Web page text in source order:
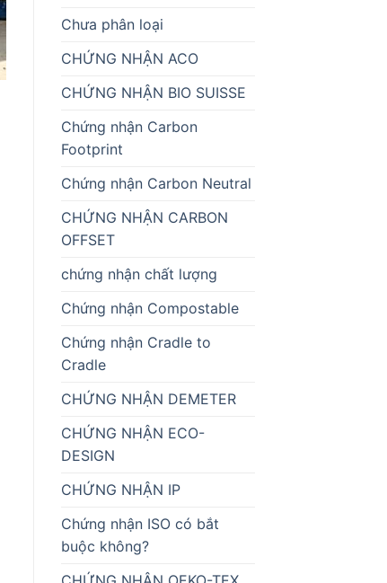
Chưa phân loại
CHỨNG NHẬN ACO
CHỨNG NHẬN BIO SUISSE
Chứng nhận Carbon
Footprint
Chứng nhận Carbon Neutral
CHỨNG NHẬN CARBON
OFFSET
chứng nhận chất lượng
Chứng nhận Compostable
Chứng nhận Cradle to
Cradle
CHỨNG NHẬN DEMETER
CHỨNG NHẬN ECO-
DESIGN
CHỨNG NHẬN IP
Chứng nhận ISO có bắt
buộc không?